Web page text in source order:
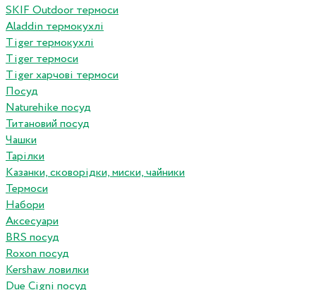
SKIF Outdoor термоси
Aladdin термокухлі
Tiger термокухлі
Tiger термоси
Tiger харчові термоси
Посуд
Naturehike посуд
Титановий посуд
Чашки
Тарілки
Казанки, сковорідки, миски, чайники
Термоси
Набори
Аксесуари
BRS посуд
Roxon посуд
Kershaw ловилки
Due Cigni посуд